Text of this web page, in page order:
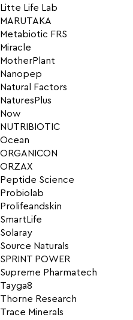
Litte Life Lab
MARUTAKA
Metabiotic FRS
Miracle
MotherPlant
Nanopep
Natural Factors
NaturesPlus
Now
NUTRIBIOTIC
Ocean
ORGANICON
ORZAX
Peptide Science
Probiolab
Prolifeandskin
SmartLife
Solaray
Source Naturals
SPRINT POWER
Supreme Pharmatech
Tayga8
Thorne Research
Trace Minerals